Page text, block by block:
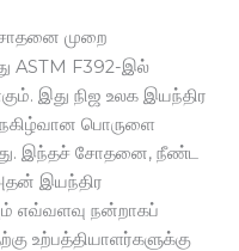
முறை
ASTM F392-இல்
இது நிஜ உலக இயந்திர
பொருளை
இந்தச் சோதனை, நீண்ட
இயந்திர
எவ்வளவு நன்றாகப்
உற்பத்தியாளர்களுக்கு